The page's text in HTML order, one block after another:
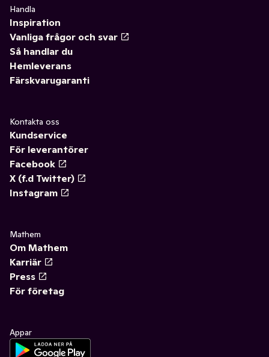
Handla
Inspiration
Vanliga frågor och svar
Så handlar du
Hemleverans
Färskvarugaranti
Kontakta oss
Kundservice
För leverantörer
Facebook
X (f.d Twitter)
Instagram
Mathem
Om Mathem
Karriär
Press
För företag
Appar